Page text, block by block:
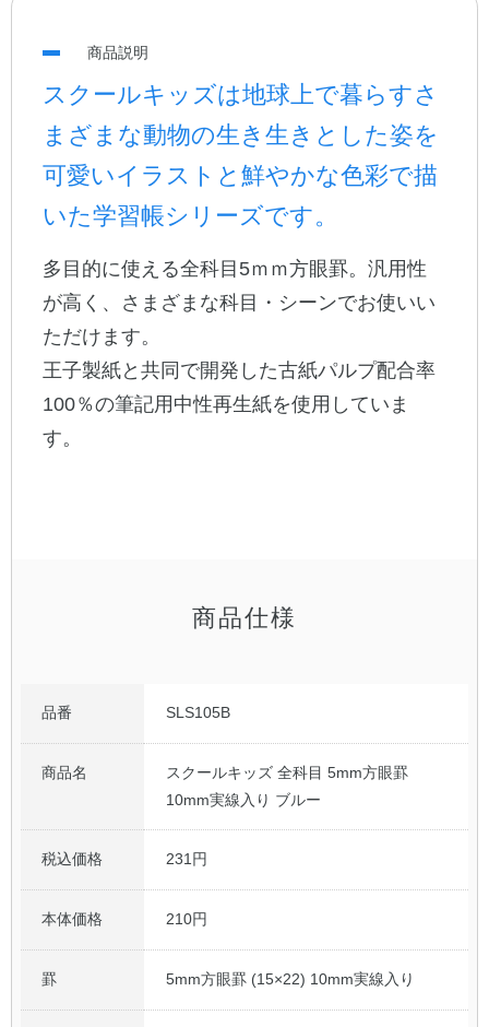
公式アカウント
日本ノート
商品説明
スクールキッズは地球上で暮らすさ
まざまな動物の生き生きとした姿を
可愛いイラストと鮮やかな色彩で描
いた学習帳シリーズです。
多目的に使える全科目5ｍｍ方眼罫。汎用性
が高く、さまざまな科目・シーンでお使いい
ただけます。
王子製紙と共同で開発した古紙パルプ配合率
100％の筆記用中性再生紙を使用していま
す。
商品仕様
品番 SLS105B
商品名
スクールキッズ 全科目 5mm方眼罫
10mm実線入り ブルー
税込価格 231円
本体価格 210円
罫 5mm方眼罫 (15×22) 10mm実線入り